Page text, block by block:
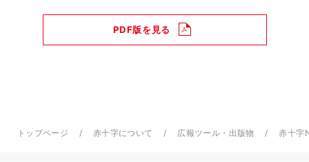
PDF版を見る
トップページ 赤十字について 広報ツール・出版物 赤十字